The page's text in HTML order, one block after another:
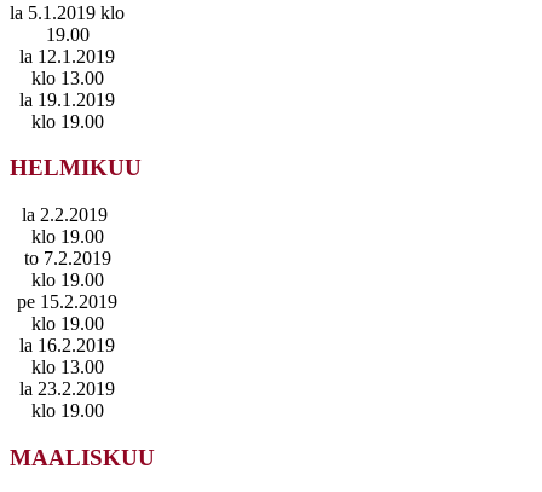
la 5.1.2019 klo
19.00
la 12.1.2019
klo 13.00
la 19.1.2019
klo 19.00
HELMIKUU
la 2.2.2019
klo 19.00
to 7.2.2019
klo 19.00
pe 15.2.2019
klo 19.00
la 16.2.2019
klo 13.00
la 23.2.2019
klo 19.00
MAALISKUU